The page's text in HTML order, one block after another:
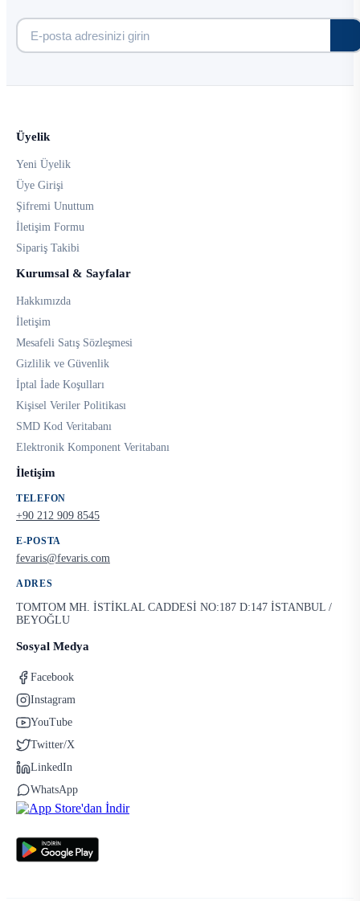
Üyelik
Yeni Üyelik
Üye Girişi
Şifremi Unuttum
İletişim Formu
Sipariş Takibi
Kurumsal & Sayfalar
Hakkımızda
İletişim
Mesafeli Satış Sözleşmesi
Gizlilik ve Güvenlik
İptal İade Koşulları
Kişisel Veriler Politikası
SMD Kod Veritabanı
Elektronik Komponent Veritabanı
İletişim
TELEFON
+90 212 909 8545
E-POSTA
fevaris@fevaris.com
ADRES
TOMTOM MH. İSTİKLAL CADDESİ NO:187 D:147 İSTANBUL /
BEYOĞLU
Sosyal Medya
Facebook
Instagram
YouTube
Twitter/X
LinkedIn
WhatsApp